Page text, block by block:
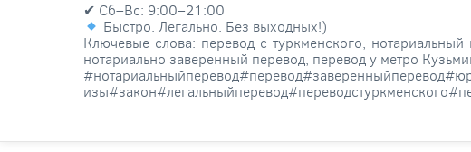
✔ Сб–Вс: 9:00–21:00
Быстро. Легально. Без выходных!)
Ключевые слова: перевод с туркменского,
нотариально заверенный перевод, перевод у метро